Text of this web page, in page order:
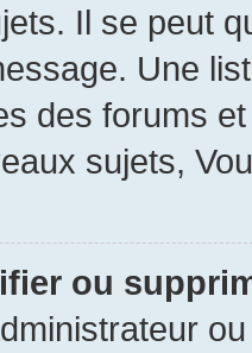
Il se peut
Une
des forums
sujets,
ou